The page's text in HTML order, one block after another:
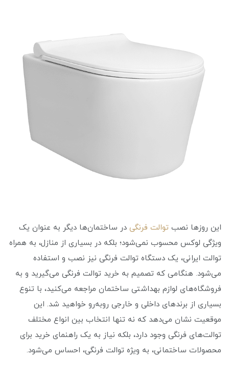
این روزها نصب توالت فرنگی در ساختمان‌ها دیگر به عنوان یک
ویژگی لوکس محسوب نمی‌شود؛ بلکه در بسیاری از منازل، به همراه
توالت ایرانی، یک دستگاه توالت فرنگی نیز نصب و استفاده
می‌شود. هنگامی که تصمیم به خرید توالت فرنگی می‌گیرید و به
فروشگاه‌های لوازم بهداشتی ساختمان مراجعه می‌کنید، با تنوع
بسیاری از برندهای داخلی و خارجی روبه‌رو خواهید شد. این
موقعیت نشان می‌دهد که نه تنها انتخاب بین انواع مختلف
توالت‌های فرنگی وجود دارد، بلکه نیاز به یک راهنمای خرید برای
محصولات ساختمانی، به ویژه توالت فرنگی، احساس می‌شود.